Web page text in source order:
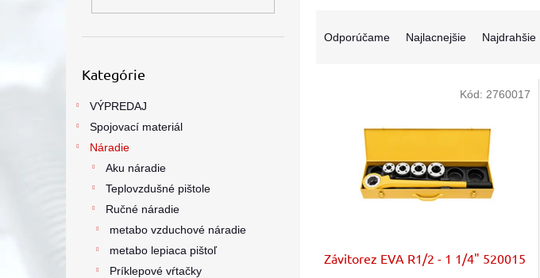
kategórie
Kategórie
VÝPREDAJ
Spojovací materiál
Náradie
Aku náradie
Teplovzdušné pištole
Ručné náradie
metabo vzduchové náradie
metabo lepiaca pištoľ
Príklepové vŕtačky
o
Odporúčame Najlacnejšie Najdrahšie
Závitorez EVA R1/2 - 1 1/4" 520015
Kód: 2760017